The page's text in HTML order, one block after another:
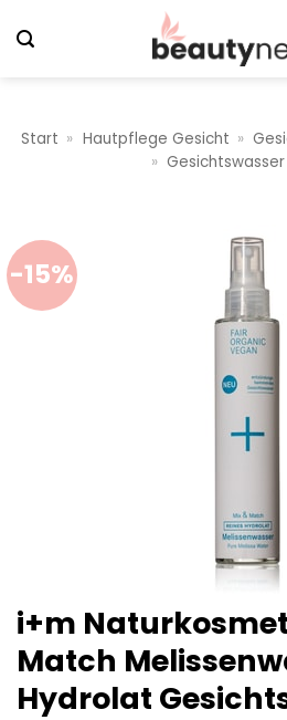
Inhalt
Start » Hautpflege Gesicht »
»
-15%
i+m
Match
Hydrolat